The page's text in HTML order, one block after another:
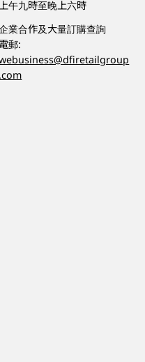
午九時至晚上六時
業合作及大量訂購查詢
電郵:
.com